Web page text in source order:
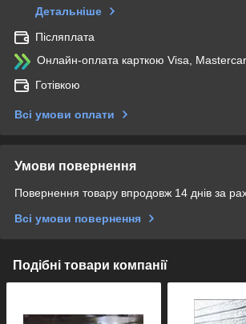
Детальніше
Післяплата
Онлайн-оплата карткою Visa,
Готівкою
Всі умови оплати
Умови повернення
Повернення товару впродовж 14 днів за
Всі умови повернення
Подібні товари компанії